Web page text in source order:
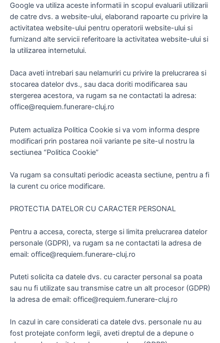
Google va utiliza aceste informatii in scopul evaluarii utilizarii
de catre dvs. a website-ului, elaborand rapoarte cu privire la
activitatea website-ului pentru operatorii website-ului si
furnizand alte servicii referitoare la activitatea website-ului si
la utilizarea internetului.
Daca aveti intrebari sau nelamuriri cu privire la prelucrarea si
stocarea datelor dvs., sau daca doriti modificarea sau
stergerea acestora, va rugam sa ne contactati la adresa:
office@requiem.funerare-cluj.ro
Putem actualiza Politica Cookie si va vom informa despre
modificari prin postarea noii variante pe site-ul nostru la
sectiunea “Politica Cookie”
Va rugam sa consultati periodic aceasta sectiune, pentru a fi
la curent cu orice modificare.
PROTECTIA DATELOR CU CARACTER PERSONAL
Pentru a accesa, corecta, sterge si limita prelucrarea datelor
personale (GDPR), va rugam sa ne contactati la adresa de
email: office@requiem.funerare-cluj.ro
Puteti solicita ca datele dvs. cu caracter personal sa poata
sau nu fi utilizate sau transmise catre un alt procesor (GDPR)
la adresa de email: office@requiem.funerare-cluj.ro
In cazul in care considerati ca datele dvs. personale nu au
fost protejate conform legii, aveti dreptul de a depune o